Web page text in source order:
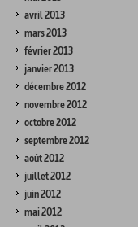
avril 2013
mars 2013
février 2013
janvier 2013
décembre 2012
novembre 2012
octobre 2012
septembre 2012
août 2012
juillet 2012
juin 2012
mai 2012